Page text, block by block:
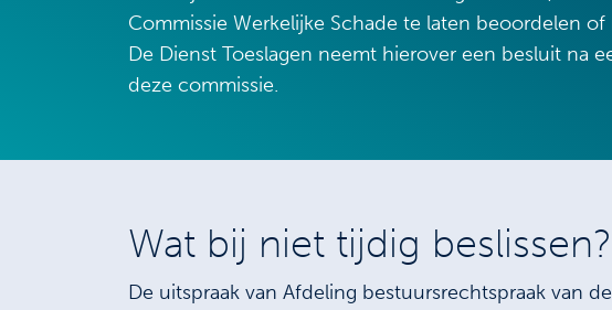
Commissie Werkelijke Schade te laten beoordelen
De Dienst Toeslagen neemt hierover een besluit na
deze commissie.
Wat bij niet tijdig beslissen?
De uitspraak van Afdeling bestuursrechtspraak van